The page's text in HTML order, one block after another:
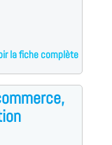
la fiche complète